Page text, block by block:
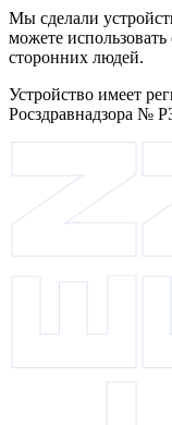
Мы сделали
можете использовать
сторонних людей.
Устройство имеет
Росздравнадзора №